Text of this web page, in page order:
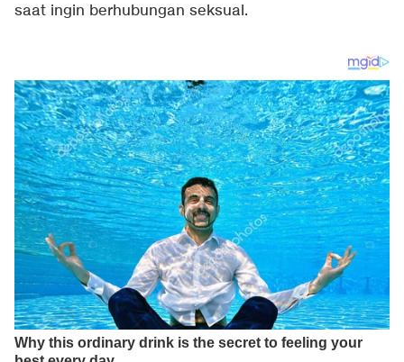
saat ingin berhubungan seksual.